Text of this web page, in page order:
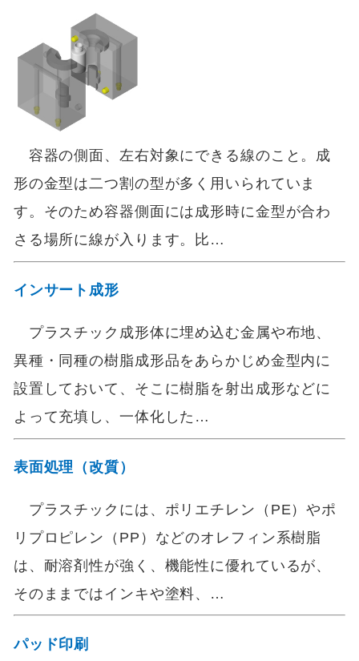
容器の側面、左右対象にできる線のこと。成
形の金型は二つ割の型が多く用いられていま
す。そのため容器側面には成形時に金型が合わ
さる場所に線が入ります。比…
インサート成形
プラスチック成形体に埋め込む金属や布地、
異種・同種の樹脂成形品をあらかじめ金型内に
設置しておいて、そこに樹脂を射出成形などに
よって充填し、一体化した…
表面処理（改質）
プラスチックには、ポリエチレン（PE）やポ
リプロピレン（PP）などのオレフィン系樹脂
は、耐溶剤性が強く、機能性に優れているが、
そのままではインキや塗料、…
パッド印刷